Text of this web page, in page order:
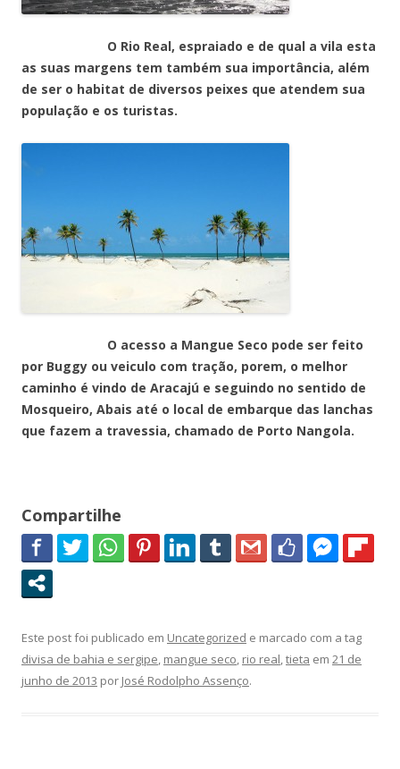
O Rio Real, espraiado e de qual a vila esta
as suas margens tem também sua importância, além
de ser o habitat de diversos peixes que atendem sua
população e os turistas.
O acesso a Mangue Seco pode ser feito
por Buggy ou veiculo com tração, porem, o melhor
caminho é vindo de Aracajú e seguindo no sentido de
Mosqueiro, Abais até o local de embarque das lanchas
que fazem a travessia, chamado de Porto Nangola.
Compartilhe
Este post foi publicado em Uncategorized e marcado com a tag
divisa de bahia e sergipe mangue seco rio real tieta em 21 de
junho de 2013 por José Rodolpho Assenço.